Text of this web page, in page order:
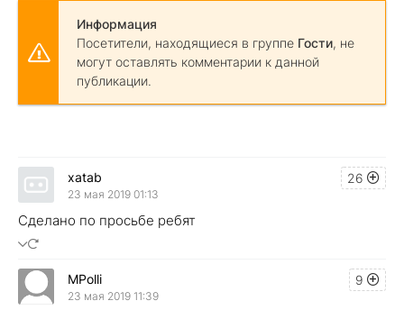
Информация
Посетители, находящиеся в группе Гости, не
могут оставлять комментарии к данной
публикации.
26
xatab
23 мая 2019 01:13
Сделано по просьбе ребят
9
MPolli
23 мая 2019 11:39